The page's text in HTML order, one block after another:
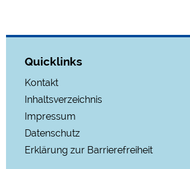
Quicklinks
Kontakt
Inhaltsverzeichnis
Impressum
Datenschutz
Erklärung zur Barrierefreiheit